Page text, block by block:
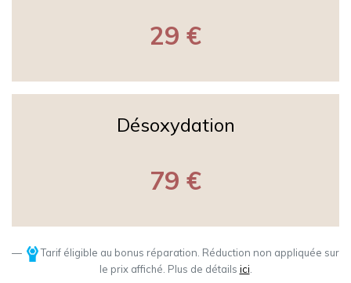
29 €
Désoxydation
79 €
Tarif éligible au bonus réparation. Réduction non appliquée sur
le prix affiché. Plus de détails ici